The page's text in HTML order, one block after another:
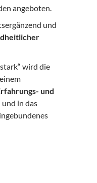
angeboten.
und
wird die
und
in das